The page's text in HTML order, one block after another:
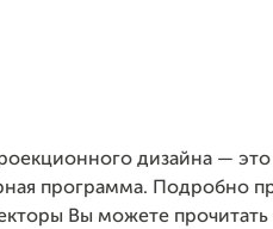
дизайна —
программа. Подробно
Вы можете